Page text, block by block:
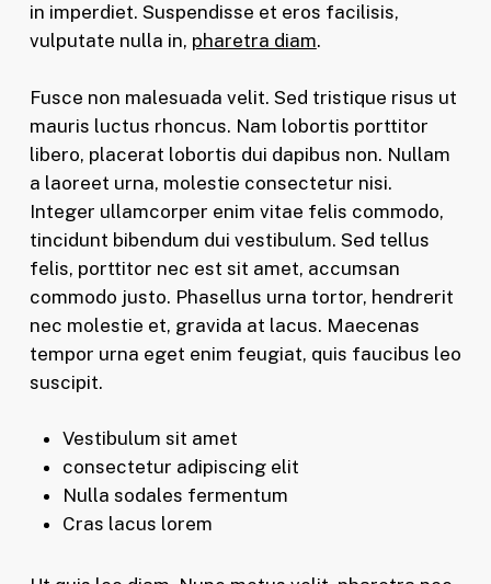
in imperdiet. Suspendisse et eros facilisis,
vulputate nulla in, pharetra diam.
Fusce non malesuada velit. Sed tristique risus ut
mauris luctus rhoncus. Nam lobortis porttitor
libero, placerat lobortis dui dapibus non. Nullam
a laoreet urna, molestie consectetur nisi.
Integer ullamcorper enim vitae felis commodo,
tincidunt bibendum dui vestibulum. Sed tellus
felis, porttitor nec est sit amet, accumsan
commodo justo. Phasellus urna tortor, hendrerit
nec molestie et, gravida at lacus. Maecenas
tempor urna eget enim feugiat, quis faucibus leo
suscipit.
Vestibulum sit amet
consectetur adipiscing elit
Nulla sodales fermentum
Cras lacus lorem